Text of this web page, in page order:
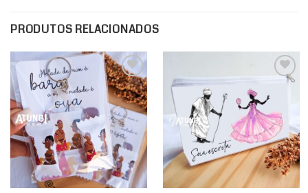
PRODUTOS RELACIONADOS
Add to
wishlist
Add to
wishlist